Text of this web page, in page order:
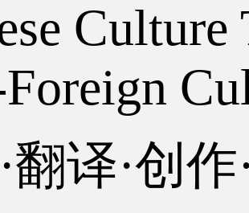
翻译·创